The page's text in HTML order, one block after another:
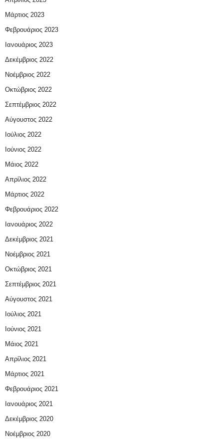
Μάρτιος 2023
Φεβρουάριος 2023
Ιανουάριος 2023
Δεκέμβριος 2022
Νοέμβριος 2022
Οκτώβριος 2022
Σεπτέμβριος 2022
Αύγουστος 2022
Ιούλιος 2022
Ιούνιος 2022
Μάιος 2022
Απρίλιος 2022
Μάρτιος 2022
Φεβρουάριος 2022
Ιανουάριος 2022
Δεκέμβριος 2021
Νοέμβριος 2021
Οκτώβριος 2021
Σεπτέμβριος 2021
Αύγουστος 2021
Ιούλιος 2021
Ιούνιος 2021
Μάιος 2021
Απρίλιος 2021
Μάρτιος 2021
Φεβρουάριος 2021
Ιανουάριος 2021
Δεκέμβριος 2020
Νοέμβριος 2020